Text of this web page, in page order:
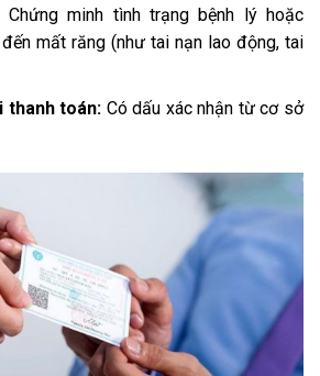
Chứng minh tình trạng bệnh lý hoặc
mất răng (như tai nạn lao động, tai
thanh toán: Có dấu xác nhận từ cơ sở